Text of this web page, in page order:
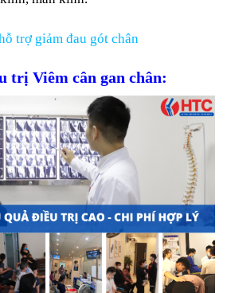
trợ giảm đau gót chân
trị Viêm cân gan chân: